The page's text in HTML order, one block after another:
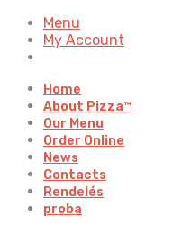
Menu
My Account
Home
About Pizza™
Our Menu
Order Online
News
Contacts
Rendelés
proba